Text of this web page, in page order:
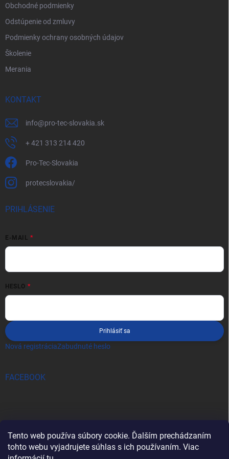
Tento web používa súbory cookie. Ďalším prechádzaním
tohto webu vyjadrujete súhlas s ich používaním. Viac
Obchodné podmienky
Odstúpenie od zmluvy
Podmienky ochrany osobných údajov
Školenie
Merania
KONTAKT
info@pro-tec-slovakia.sk
+ 421 313 214 420
Pro-Tec-Slovakia
protecslovakia/
PRIHLÁSENIE
E-MAIL
HESLO
Prihlásiť sa
Nová registráciaZabudnuté heslo
FACEBOOK